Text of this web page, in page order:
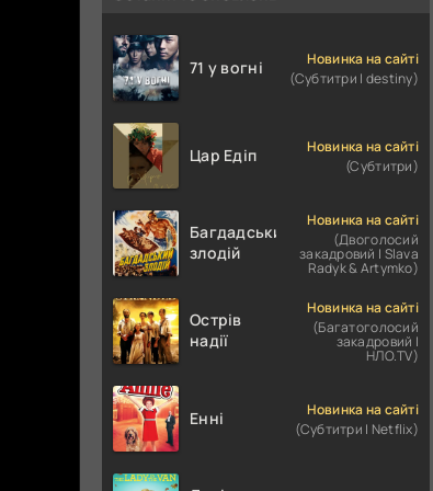
71 у вогні
Новинка на сайті
(Субтитри | destiny)
Цар Едіп
Новинка на сайті
(Субтитри)
Багдадський
злодій
Новинка на сайті
(Двоголосий
закадровий | Slava
Radyk & Artymko)
Острів
надії
Новинка на сайті
(Багатоголосий
закадровий |
НЛО.TV)
Енні
Новинка на сайті
(Субтитри | Netflix)